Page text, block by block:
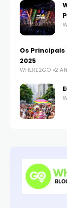
Os Principais
2025
WHERE2GO 2